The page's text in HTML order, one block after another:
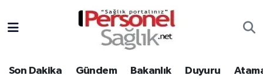
Son Dakika Gündem Bakanlık Duyuru
Gündem
Nöbetçi Eczaneler
Hava Durumu